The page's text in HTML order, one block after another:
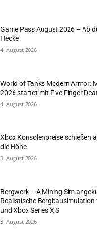
Game Pass August 2026 – Ab
Hecke
4. August 2026
World of Tanks Modern Armor:
2026 startet mit Five Finger
4. August 2026
Xbox Konsolenpreise schießen
die Höhe
3. August 2026
Bergwerk – A Mining Sim
Realistische Bergbausimulation
und Xbox Series X|S
3. August 2026